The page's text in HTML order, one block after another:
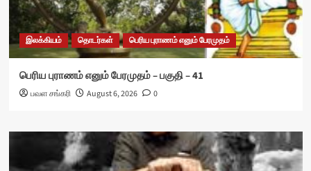
இலக்கியம் தொடர்கள் பெரிய புராணம் எனும் பேரமுதம்
பெரிய புராணம் எனும் பேரமுதம் – பகுதி – 41
பவள சங்கரி August 6, 2026 0